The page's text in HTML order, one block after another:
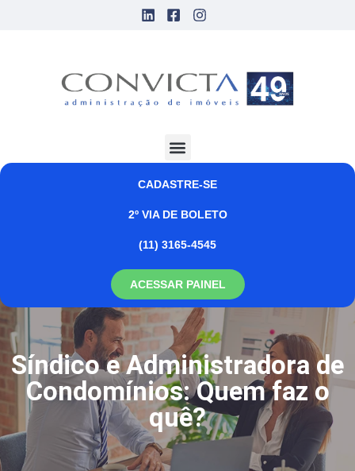
CADASTRE-SE
2º VIA DE BOLETO
(11) 3165-4545
ACESSAR PAINEL
Síndico e Administradora de
Condomínios: Quem faz o
quê?